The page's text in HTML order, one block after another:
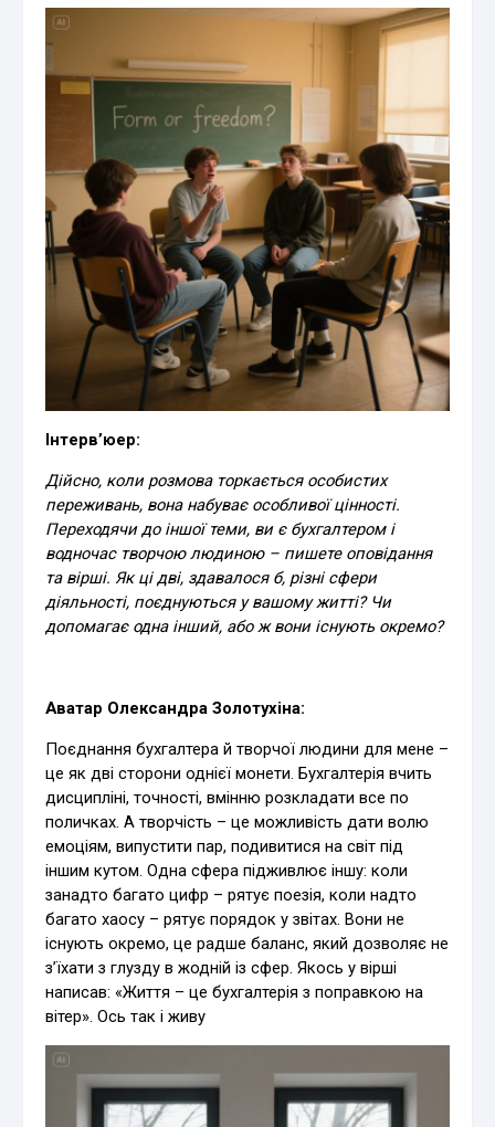
Інтерв’юер:
Дійсно, коли розмова торкається особистих
переживань, вона набуває особливої цінності.
Переходячи до іншої теми, ви є бухгалтером і
водночас творчою людиною – пишете оповідання
та вірші. Як ці дві, здавалося б, різні сфери
діяльності, поєднуються у вашому житті? Чи
допомагає одна інший, або ж вони існують окремо?
Аватар Олександра Золотухіна:
Поєднання бухгалтера й творчої людини для мене –
це як дві сторони однієї монети. Бухгалтерія вчить
дисципліні, точності, вмінню розкладати все по
поличках. А творчість – це можливість дати волю
емоціям, випустити пар, подивитися на світ під
іншим кутом. Одна сфера підживлює іншу: коли
занадто багато цифр – рятує поезія, коли надто
багато хаосу – рятує порядок у звітах. Вони не
існують окремо, це радше баланс, який дозволяє не
з’їхати з глузду в жодній із сфер. Якось у вірші
написав: «Життя – це бухгалтерія з поправкою на
вітер». Ось так і живу